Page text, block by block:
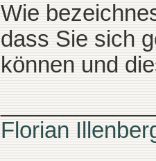
Wie
dass Sie sich
können und
Florian